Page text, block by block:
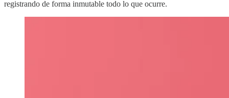
registrando de forma inmutable todo lo que ocurre.